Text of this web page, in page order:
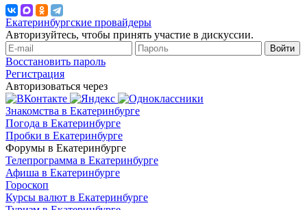
Екатеринбургские провайдеры
Авторизуйтесь, чтобы принять участие в дискуссии.
Войти
Восстановить пароль
Регистрация
Авторизоваться через
Знакомства в Екатеринбурге
Погода в Екатеринбурге
Пробки в Екатеринбурге
Форумы в Екатеринбурге
Телепрограмма в Екатеринбурге
Афиша в Екатеринбурге
Гороскоп
Курсы валют в Екатеринбурге